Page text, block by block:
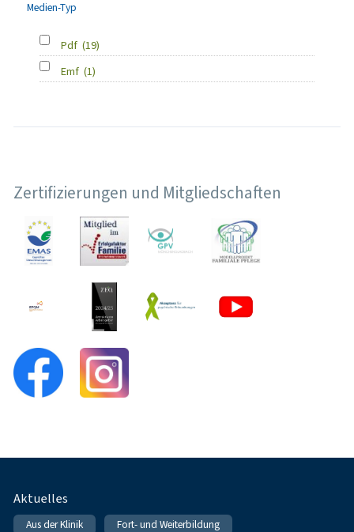
Medien-Typ
Pdf (19)
Emf (1)
Zertifizierungen und Mitgliedschaften
Fußnavigation
Aktuelles
Aus der Klinik Fort- und Weiterbildung